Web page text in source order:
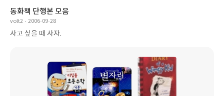
동화책 단행본 모음
volt2 2006-09-28
사고 싶을 때 사자.